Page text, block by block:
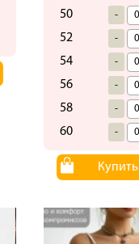
50 -
52 -
54 -
56 -
58 -
60 -
Купить